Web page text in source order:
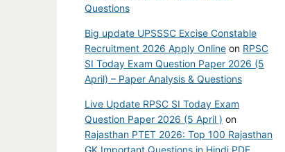
Questions
Big update UPSSSC Excise Constable
Recruitment 2026 Apply Online on RPSC
SI Today Exam Question Paper 2026 (5
April) – Paper Analysis & Questions
Live Update RPSC SI Today Exam
Question Paper 2026 (5 April ) on
Rajasthan PTET 2026: Top 100 Rajasthan
GK Important Questions in Hindi PDF